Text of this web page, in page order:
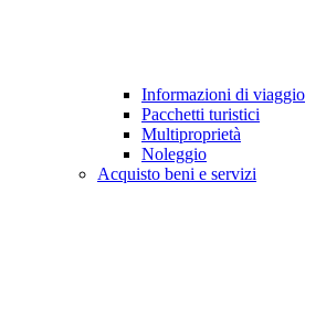
Informazioni di viaggio
Pacchetti turistici
Multiproprietà
Noleggio
Acquisto beni e servizi